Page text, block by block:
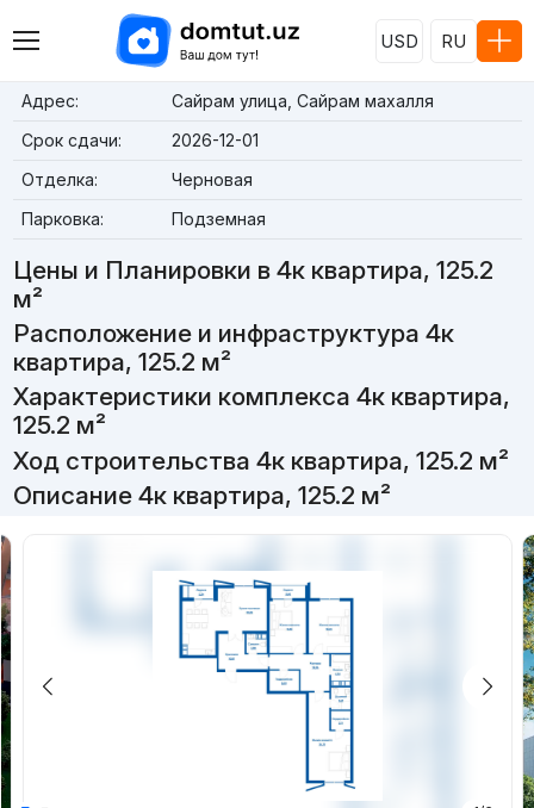
USD RU
Адрес:
Сайрам улица, Сайрам махалля
Срок сдачи:
2026-12-01
Отделка:
Черновая
Парковка:
Подземная
Цены и Планировки в 4к квартира, 125.2
м²
Расположение и инфраструктура 4к
квартира, 125.2 м²
Характеристики комплекса 4к квартира,
125.2 м²
Ход строительства 4к квартира, 125.2 м²
Описание 4к квартира, 125.2 м²